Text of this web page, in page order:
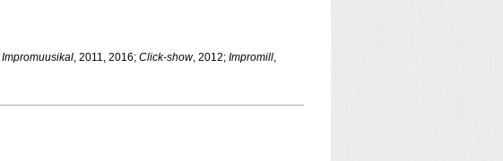
Impromuusikal, 2011, 2016; Click-show, 2012; Impromill,